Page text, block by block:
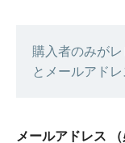
購入者のみが
とメールアド
メールアドレス